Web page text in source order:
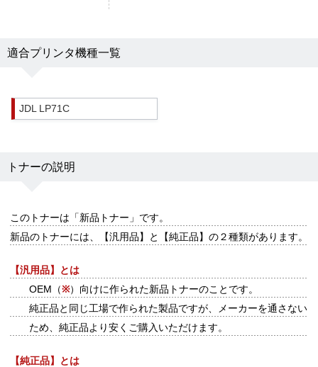
適合プリンタ機種一覧
JDL LP71C
トナーの説明
このトナーは 「新品トナー」 です。
新品のトナーには、【汎用品】と【純正品】の２種類があります。
【汎用品】とは
OEM（※）向けに作られた新品トナーのことです。
純正品と同じ工場で作られた製品ですが、メーカーを通さない
ため、純正品より安くご購入いただけます。
【純正品】とは